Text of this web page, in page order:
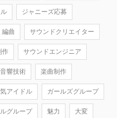
ジャニーズ応募
編曲 サウンドクリエイター
作 サウンドエンジニア
音響技術 楽曲制作
気アイドル ガールズグループ
グループ 魅力 大変